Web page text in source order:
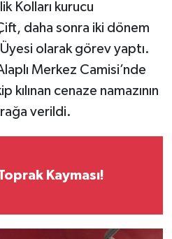
Kolları kurucu
daha sonra iki dönem
olarak görev yaptı.
Merkez Camisi’nde
kılınan cenaze namazının
verildi.
Kayması!